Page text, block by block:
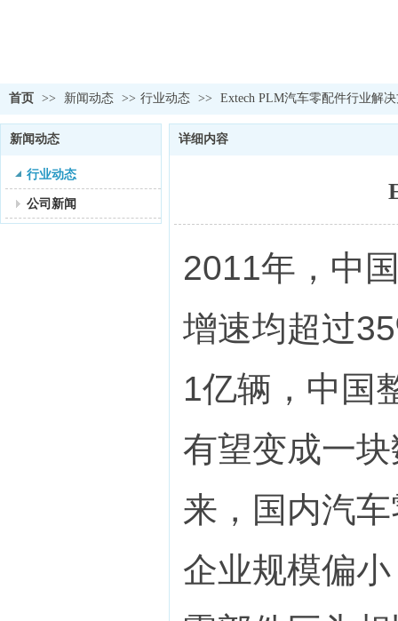
首页 >> 新闻动态 >> 行业动态 >> Extech PLM汽车零配件行业解
新闻动态
行业动态
公司新闻
详细内容
2011年，中
增速均超过
1亿辆，中国
有望变成一
来，国内汽
企业规模偏